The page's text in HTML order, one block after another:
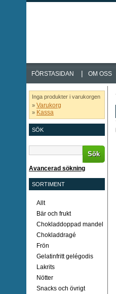
FÖRSTASIDAN | OM OSS
Inga produkter i varukorgen
» Varukorg
» Kassa
SÖK
Sök
Avancerad sökning
SORTIMENT
Allt
Bär och frukt
Chokladdoppad mandel
Chokladdragé
Frön
Gelatinfritt gelégodis
Lakrits
Nötter
Snacks och övrigt